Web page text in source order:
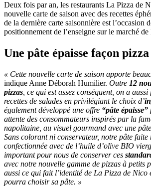
Deux fois par an, les restaurants La Pizza de
nouvelle carte de saison avec des recettes
de la dernière carte saisonnière est l’occasion
positionnement de l’enseigne sur le marché de
Une pâte épaisse façon
« Cette nouvelle carte de saison apporte
indique Anne Déborah Humilier. Outre 12
pizzas , ce qui est assez conséquent, on a
recettes de salades en privilégiant le choix d’
également développé une offre “pâte épaisse”
attente des consommateurs inspirés par la
napolitaine, au visuel gourmand avec une
Sans colorant ni conservateur, notre pâte faite
confectionnée avec de l’huile d’olive BIO
important pour nous de conserver ces
avec notre nouvelle gamme de pizzas à petits
aussi ce qui fait l’identité de La Pizza de Nico
pourra choisir sa pâte. »